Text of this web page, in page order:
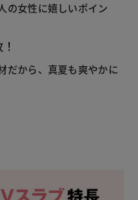
の女性に嬉しいポイン
だから、真夏も爽やかに